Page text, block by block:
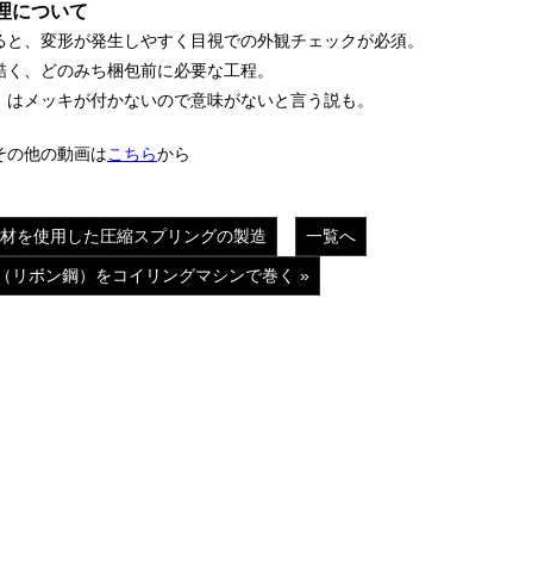
について
、変形が発生しやすく目視での外観チェックが必須。
、どのみち梱包前に必要な工程。
メッキが付かないので意味がないと言う説も。
の他の動画はこちらから
を使用した圧縮スプリングの製造 一覧へ
リボン鋼）をコイリングマシンで巻く »